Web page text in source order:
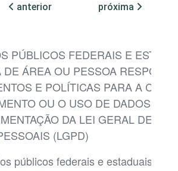
anterior
próxima
PÚBLICOS FEDERAIS E
DE ÁREA OU PESSOA
E POLÍTICAS PARA A
OU O USO DE DADOS
DA LEI GERAL DE
(LGPD)
públicos federais e estaduais